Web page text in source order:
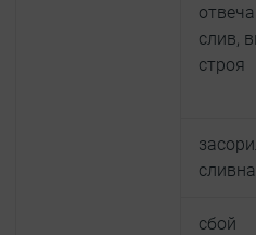
слив,
строя
сбой